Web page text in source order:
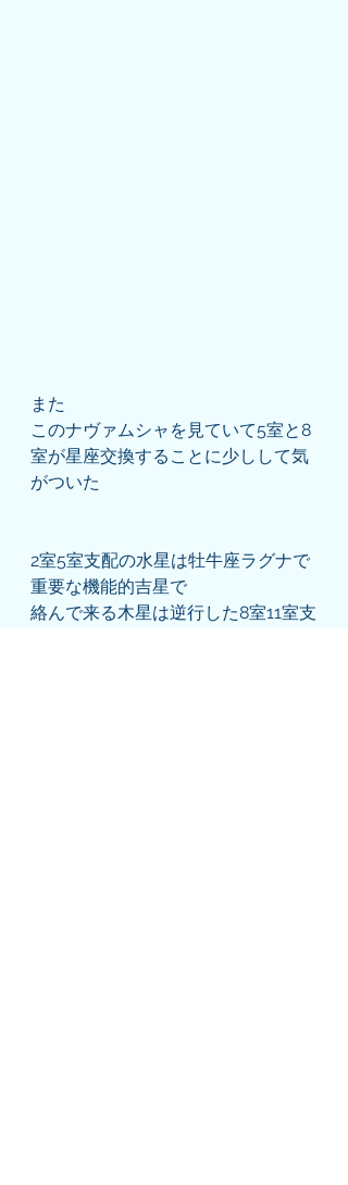
また
このナヴァムシャを見ていて5室と8
室が星座交換することに少しして気
がついた
2室5室支配の水星は牡牛座ラグナで
重要な機能的吉星で
絡んで来る木星は逆行した8室11室支